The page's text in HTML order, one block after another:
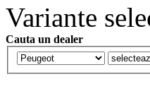
Variante
Cauta un dealer